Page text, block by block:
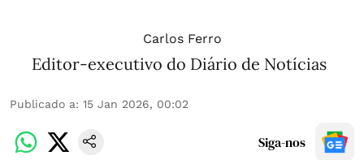
Carlos Ferro
Editor-executivo do Diário de Notícias
Publicado a: 15 Jan 2026, 00:02
Siga-nos